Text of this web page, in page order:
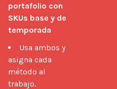
portafolio con
SKUs base y de
temporada
Usa ambos y
asigna cada
método al
trabajo.